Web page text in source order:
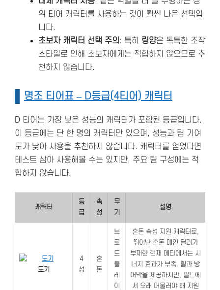
위 티어 캐릭터를 사용하는 것이 훨씬 나은 선택입
니다.
초보자 캐릭터 선택 주의: 특히 링양은 독특한 조작
스타일로 인해 초보자에게는 적합하지 않으므로 추
천하지 않습니다.
명조 티어표 – D등급(4티어) 캐릭터
D 티어는 가장 낮은 성능의 캐릭터가 포함된 등급입니다.
이 등급에는 단 한 명의 캐릭터만 있으며, 성능과 팀 기여
도가 낮아 사용을 추천하지 않습니다. 캐릭터를 얻었다면
테스트 삼아 사용해볼 수는 있지만, 주요 팀 구성에는 적
합하지 않습니다.
캐릭터
등
급
속
성
무
기
설명
도기
4
성
혼
돈
브
로
드
블
레
이
혼돈 속성 지원 캐릭터로,
뛰어난 혼돈 메인 딜러가
부재한 현재 메타에서는 시
너지 효과가 부족. 힐과 방
어막을 제공하지만, 필드에
서 오래 머물러야 해 지원